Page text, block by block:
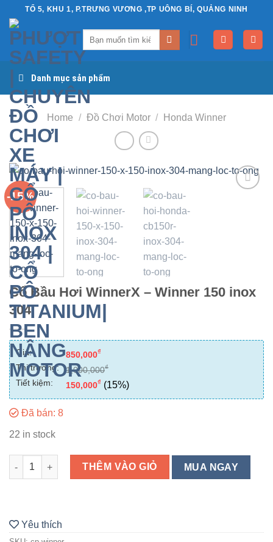
Chuyển
đến
dung
TỔ 5, KHU 1, P.TRƯNG VƯƠNG ,TP UÔNG BÍ, QUẢNG NINH
Danh mục sản phẩm
Home / Đồ Chơi Motor / Honda Winner
-15%
Cổ Bầu Hơi WinnerX – Winner 150 inox
304
Giá: 850,000₫
Thị trường: 1,000,000₫
Tiết kiệm: 150,000₫ (15%)
Đã bán: 8
22 in stock
Cổ Bầu Hơi WinnerX - Winner 150 inox 304 quantity
THÊM VÀO GIỎ MUA NGAY
Yêu thích